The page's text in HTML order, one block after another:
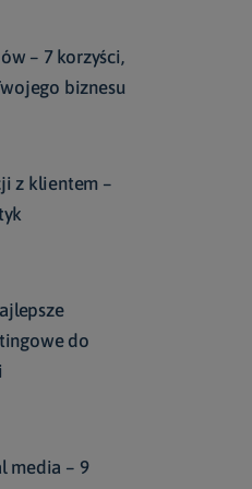
– 7 korzyści,
biznesu
z klientem –
do
media – 9